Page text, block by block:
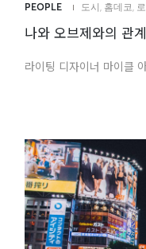
PEOPLE 도시 홈데코
나와 오브제와의 관
라이팅 디자이너 마이클